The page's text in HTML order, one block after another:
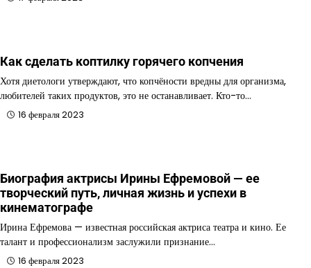
Как сделать коптилку горячего копчения
Хотя диетологи утверждают, что копчёности вредны для организма,
любителей таких продуктов, это не останавливает. Кто-то…
16 февраля 2023
Биография актрисы Ирины Ефремовой — ее
творческий путь, личная жизнь и успехи в
кинематографе
Ирина Ефремова — известная российская актриса театра и кино. Ее
талант и профессионализм заслужили признание…
16 февраля 2023